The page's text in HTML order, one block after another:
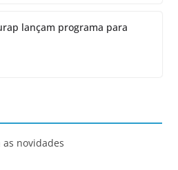
lançam programa para
novidades